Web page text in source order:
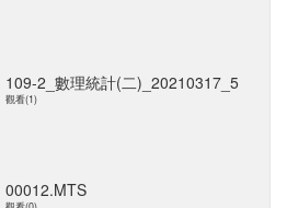
109-2_數理統計(二)_20210317_5
觀看(1)
00012.MTS